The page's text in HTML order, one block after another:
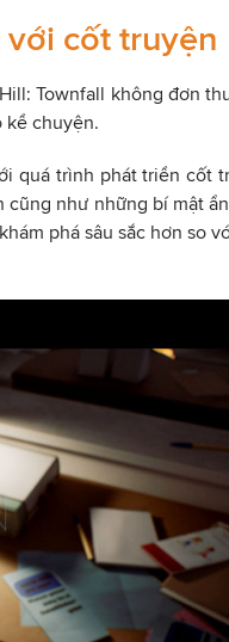
cốt truyện
Townfall không đơn
kể chuyện.
quá trình phát triển cốt
như những bí mật
phá sâu sắc hơn so